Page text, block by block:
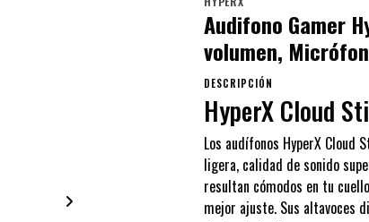
Audifono Gamer
volumen,
DESCRIPCIÓN
HyperX Cloud
Los audífonos HyperX Cloud
ligera, calidad de sonido
resultan cómodos en tu
mejor ajuste. Sus altavoces